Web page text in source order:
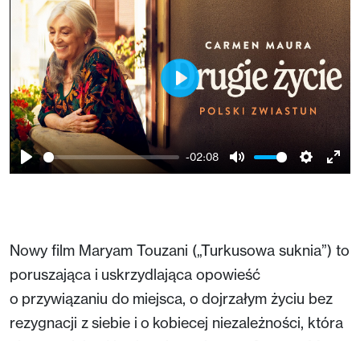
Play
-02:08
Mute Settings
Play
Nowy film Maryam Touzani („Turkusowa suknia”) to
poruszająca i uskrzydlająca opowieść
o przywiązaniu do miejsca, o dojrzałym życiu bez
rezygnacji z siebie i o kobiecej niezależności, która